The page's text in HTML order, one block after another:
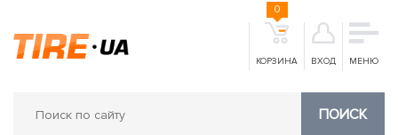
КОРЗИНА
0
ВХОД МЕНЮ
ПОИСК